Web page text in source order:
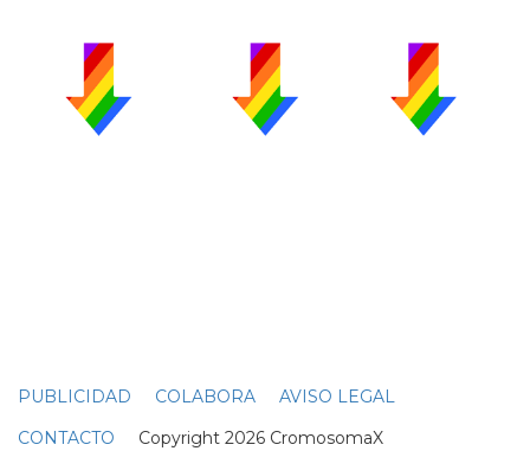
PUBLICIDAD COLABORA
AVISO LEGAL
CONTACTO Copyright 2026 CromosomaX